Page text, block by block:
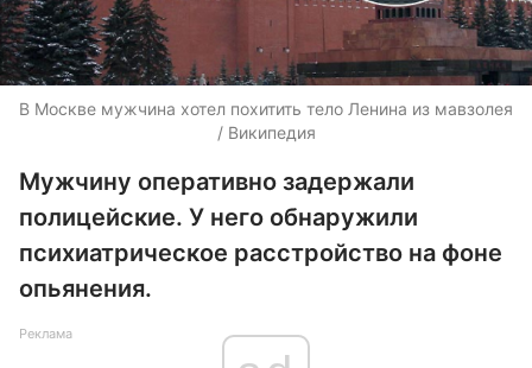
В Москве мужчина хотел похитить тело Ленина из мавзолея
/ Википедия
Мужчину оперативно задержали
полицейские. У него обнаружили
психиатрическое расстройство на фоне
опьянения.
Реклама